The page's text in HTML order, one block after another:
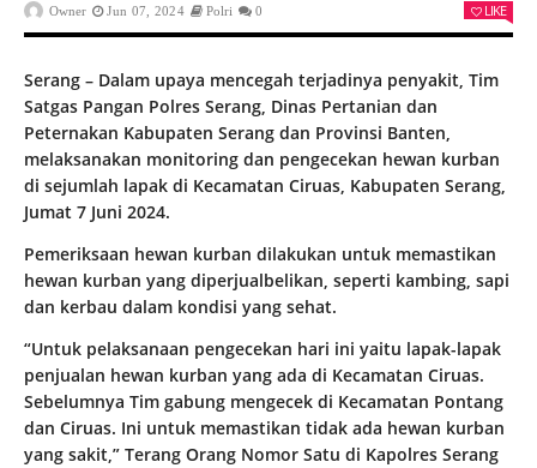
Owner Jun 07, 2024 Polri 0 LIKE
Serang – Dalam upaya mencegah terjadinya penyakit, Tim
Satgas Pangan Polres Serang, Dinas Pertanian dan
Peternakan Kabupaten Serang dan Provinsi Banten,
melaksanakan monitoring dan pengecekan hewan kurban
di sejumlah lapak di Kecamatan Ciruas, Kabupaten Serang,
Jumat 7 Juni 2024.
Pemeriksaan hewan kurban dilakukan untuk memastikan
hewan kurban yang diperjualbelikan, seperti kambing, sapi
dan kerbau dalam kondisi yang sehat.
“Untuk pelaksanaan pengecekan hari ini yaitu lapak-lapak
penjualan hewan kurban yang ada di Kecamatan Ciruas.
Sebelumnya Tim gabung mengecek di Kecamatan Pontang
dan Ciruas. Ini untuk memastikan tidak ada hewan kurban
yang sakit,” Terang Orang Nomor Satu di Kapolres Serang